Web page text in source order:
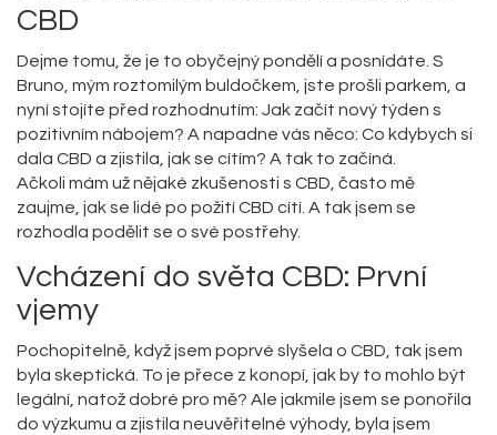
CBD
Dejme tomu, že je to obyčejný pondělí a posnídáte. S
Bruno, mým roztomilým buldočkem, jste prošli parkem, a
nyní stojíte před rozhodnutím: Jak začít nový týden s
pozitivním nábojem? A napadne vás něco: Co kdybych si
dala CBD a zjistila, jak se cítím? A tak to začíná.
Ačkoli mám už nějaké zkušenosti s CBD, často mě
zaujme, jak se lidé po požití CBD cítí. A tak jsem se
rozhodla podělit se o své postřehy.
Vcházení do světa CBD: První
vjemy
Pochopitelně, když jsem poprvé slyšela o CBD, tak jsem
byla skeptická. To je přece z konopí, jak by to mohlo být
legální, natož dobré pro mě? Ale jakmile jsem se ponořila
do výzkumu a zjistila neuvěřitelné výhody, byla jsem